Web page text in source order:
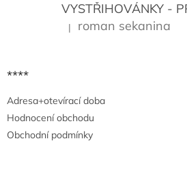
Hodnocení produktu je 5 z 5
| roman sekanina
****
Adresa+otevírací doba
Hodnocení obchodu
Obchodní podmínky